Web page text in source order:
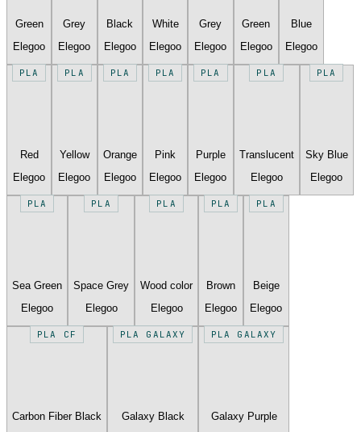
Green
Elegoo
Grey
Elegoo
Black
Elegoo
White
Elegoo
Grey
Elegoo
Green
Elegoo
Blue
Elegoo
PLA
Red
Elegoo
PLA
Yellow
Elegoo
PLA
Orange
Elegoo
PLA
Pink
Elegoo
PLA
Purple
Elegoo
PLA
Translucent
Elegoo
PLA
Sky Blue
Elegoo
PLA
Sea Green
Elegoo
PLA
Space Grey
Elegoo
PLA
Wood color
Elegoo
PLA
Brown
Elegoo
PLA
Beige
Elegoo
PLA CF
Carbon Fiber Black
PLA GALAXY
Galaxy Black
PLA GALAXY
Galaxy Purple